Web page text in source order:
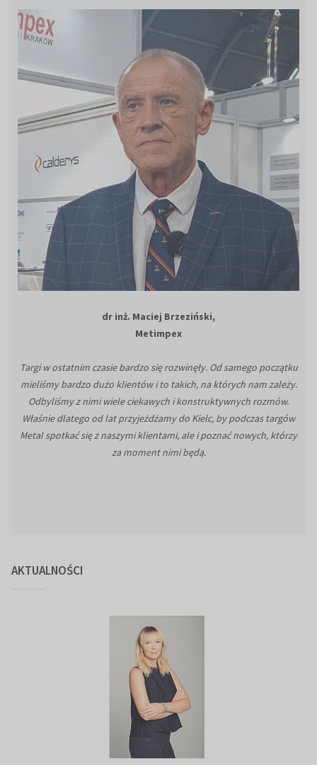
dr inż. Maciej Brzeziński,
Metimpex
Targi w ostatnim czasie bardzo się rozwinęły. Od samego początku
mieliśmy bardzo dużo klientów i to takich, na których nam zależy.
Odbyliśmy z nimi wiele ciekawych i konstruktywnych rozmów.
Właśnie dlatego od lat przyjeżdżamy do Kielc, by podczas targów
Metal spotkać się z naszymi klientami, ale i poznać nowych, którzy
za moment nimi będą.
AKTUALNOŚCI